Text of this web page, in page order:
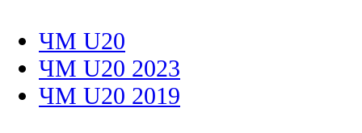
ЧМ U20
ЧМ U20 2023
ЧМ U20 2019